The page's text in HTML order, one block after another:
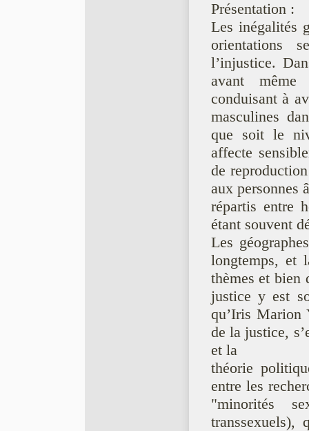
Présentation :
Les inégalités
orientations
l’injustice.
avant même
conduisant à
masculines
que soit le
affecte
de
aux personnes
répartis entre
étant souvent
Les
longtemps, et
thèmes et bien
justice y est
qu’Iris Marion
de la justice,
et la
théorie
entre les
"minorités